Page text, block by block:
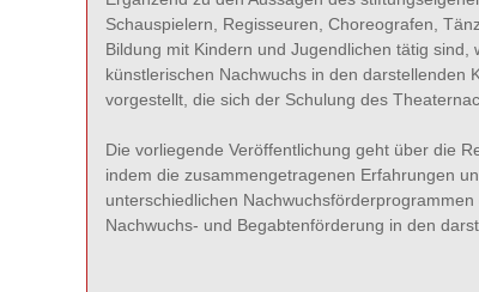
Schauspielern, Regisseuren, Choreografen,
Bildung mit Kindern und Jugendlichen tätig
künstlerischen Nachwuchs in den darstellenden
vorgestellt, die sich der Schulung des
Die vorliegende Veröffentlichung geht über die
indem die zusammengetragenen Erfahrungen
unterschiedlichen
Nachwuchs- und Begabtenförderung in den